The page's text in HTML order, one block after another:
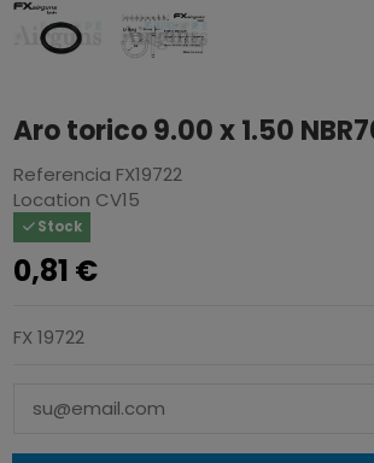
Aro torico 9.00 x 1.50
Referencia FX19722
Location CV15
Stock
0,81 €
FX 19722